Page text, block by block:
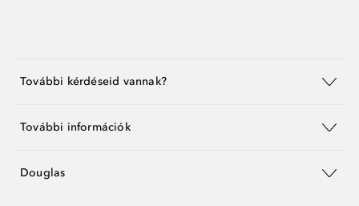
További kérdéseid vannak?
További információk
Douglas